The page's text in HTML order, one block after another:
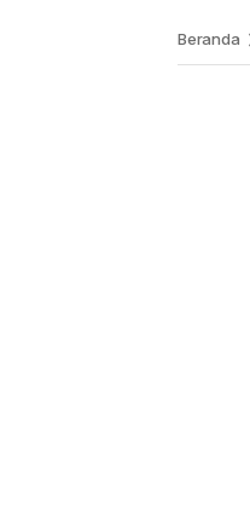
Beranda